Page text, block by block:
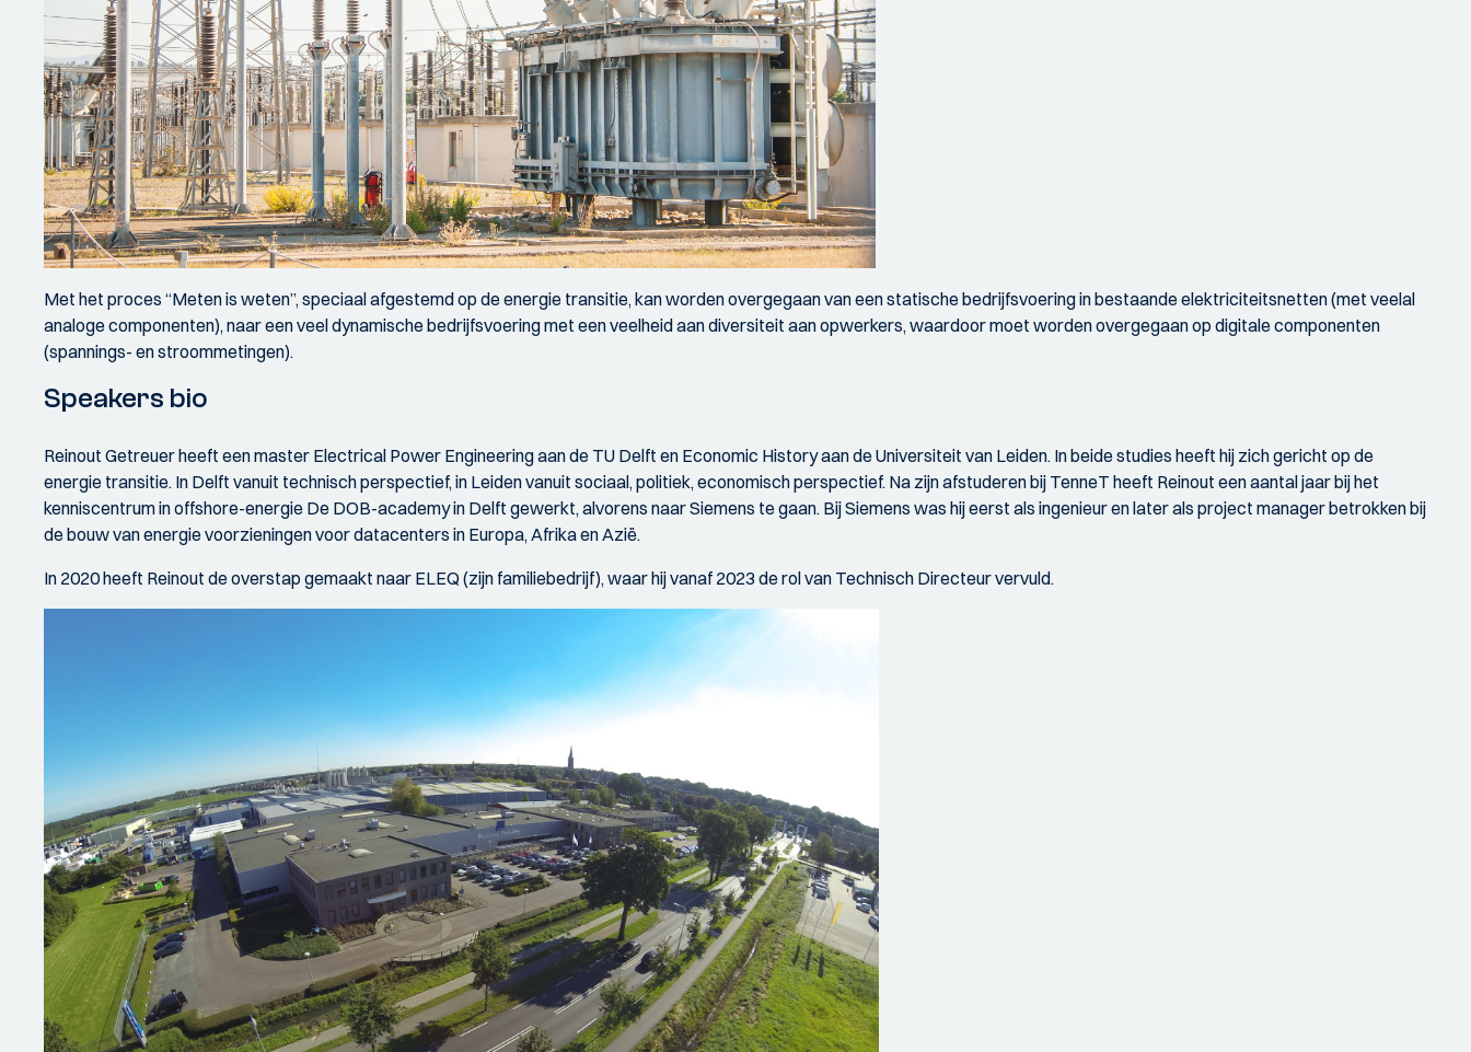
Met het proces “Meten is weten”, speciaal afgestemd op de energie transitie, kan worden overgegaan van een statische bedrijfsvoering in bestaande elektriciteitsnetten (met veelal
analoge componenten), naar een veel dynamische bedrijfsvoering met een veelheid aan diversiteit aan opwerkers, waardoor moet worden overgegaan op digitale componenten
(spannings- en stroommetingen).
Speakers bio
Reinout Getreuer heeft een master Electrical Power Engineering aan de TU Delft en Economic History aan de Universiteit van Leiden. In beide studies heeft hij zich gericht op de
energie transitie. In Delft vanuit technisch perspectief, in Leiden vanuit sociaal, politiek, economisch perspectief. Na zijn afstuderen bij TenneT heeft Reinout een aantal jaar bij het
kenniscentrum in offshore-energie De DOB-academy in Delft gewerkt, alvorens naar Siemens te gaan. Bij Siemens was hij eerst als ingenieur en later als project manager betrokken bij
de bouw van energie voorzieningen voor datacenters in Europa, Afrika en Azië.
In 2020 heeft Reinout de overstap gemaakt naar ELEQ (zijn familiebedrijf), waar hij vanaf 2023 de rol van Technisch Directeur vervuld.